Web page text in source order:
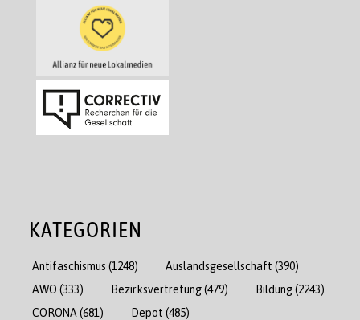
KATEGORIEN
Antifaschismus (1248) Auslandsgesellschaft (390)
AWO (333) Bezirksvertretung(479) Bildung(2243)
CORONA (681) Depot (485)